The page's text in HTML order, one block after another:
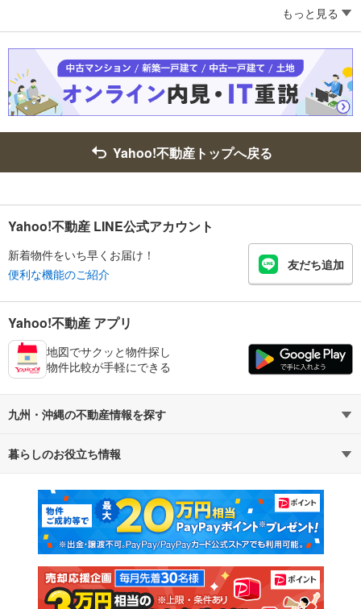
もっと見る
Yahoo!不動産トップへ戻る
Yahoo!不動産 LINE公式アカウント
新着物件をいち早くお届け！
便利な機能のご紹介
友だち追加
Yahoo!不動産 アプリ
地図でサクッと物件探し
物件比較が手軽にできる
九州・沖縄の不動産情報を探す
不動産・住宅
新築マンション 中古マンション
新築一戸建て 中古一戸建て
注文住宅 土地
暮らしのお役立ち情報
マンションカタログ 教えて！住まいの先生